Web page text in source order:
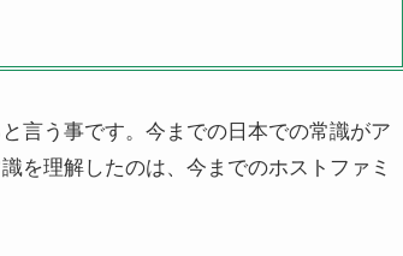
言う事です。今までの日本での常識がア
を理解したのは、今までのホストファミ